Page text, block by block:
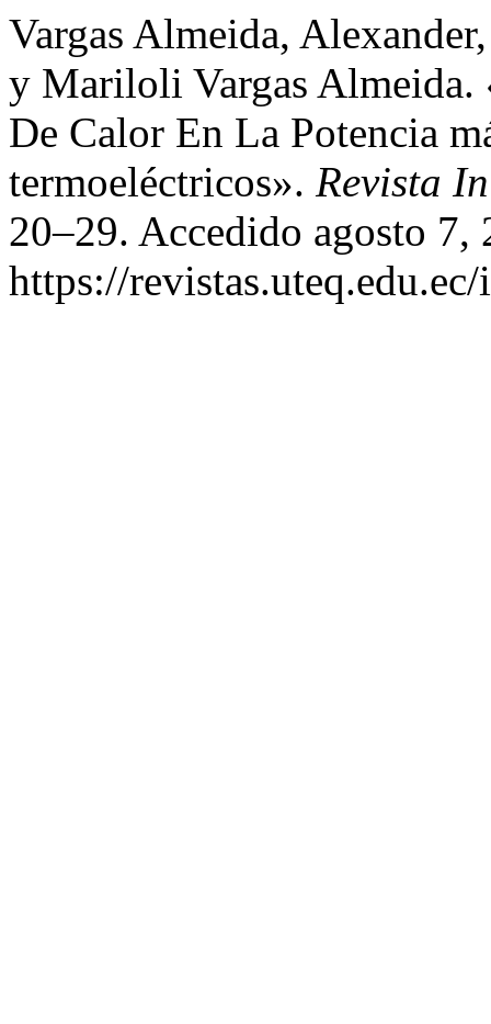
Vargas Almeida,
y Mariloli Vargas Almeida.
De Calor En La Potencia
termoeléctricos». Revista
20–29. Accedido agosto 7,
https://